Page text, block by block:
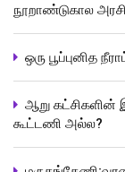
நூறாண்டுகால
ஒரு பூப்புனித
ஆறு
கூட்டணி அல்ல?